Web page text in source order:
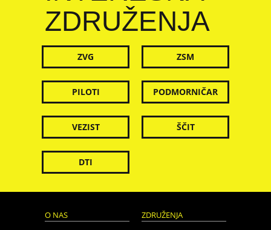
ZDRUŽENJA
ZVG ZSM
PILOTI PODMORNIČAR
VEZIST ŠČIT
DTI
O NAS ZDRUŽENJA